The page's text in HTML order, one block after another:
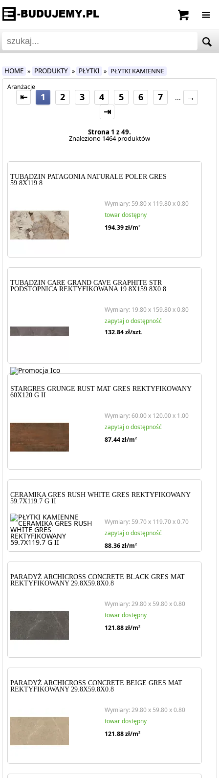
HOME » PRODUKTY » PŁYTKI » PŁYTKI KAMIENNE
Aranżacje
⇤ 1 2 3 4 5 6 7 ...
→
⇥
Strona 1 z 49.
Znaleziono 1464 produktów
TUBĄDZIN PATAGONIA NATURALE POLER GRES
59.8X119.8
Wymiary: 59.80 x 119.80 x 0.80
towar dostępny
194.39zł/m2
TUBĄDZIN CARE GRAND CAVE GRAPHITE STR
PODSTOPNICA REKTYFIKOWANA 19.8X159.8X0.8
Wymiary: 19.80 x 159.80 x 0.80
zapytaj o dostępność
132.84zł/szt.
STARGRES GRUNGE RUST MAT GRES REKTYFIKOWANY
60X120 G II
Wymiary: 60.00 x 120.00 x 1.00
zapytaj o dostępność
87.44zł/m2
CERAMIKA GRES RUSH WHITE GRES REKTYFIKOWANY
59.7X119.7 G II
Wymiary: 59.70 x 119.70 x 0.70
zapytaj o dostępność
88.36zł/m2
PARADYŻ ARCHICROSS CONCRETE BLACK GRES MAT
REKTYFIKOWANY 29.8X59.8X0.8
Wymiary: 29.80 x 59.80 x 0.80
towar dostępny
121.88zł/m2
PARADYŻ ARCHICROSS CONCRETE BEIGE GRES MAT
REKTYFIKOWANY 29.8X59.8X0.8
Wymiary: 29.80 x 59.80 x 0.80
towar dostępny
121.88zł/m2